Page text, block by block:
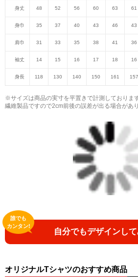
身丈 48 52 56 60 63 61
身巾 35 37 40 43 46 43
肩巾 31 33 35 38 41 36
袖丈 14 15 16 17 18 16
身長 118 130 140 150 161 157
※サイズは商品の実寸を平置きで計測しております
繊維製品ですので2cm前後の誤差が出る場合があり
自分でもデザインし
誰でも
カンタン!
オリジナルTシャツのおすすめ商品